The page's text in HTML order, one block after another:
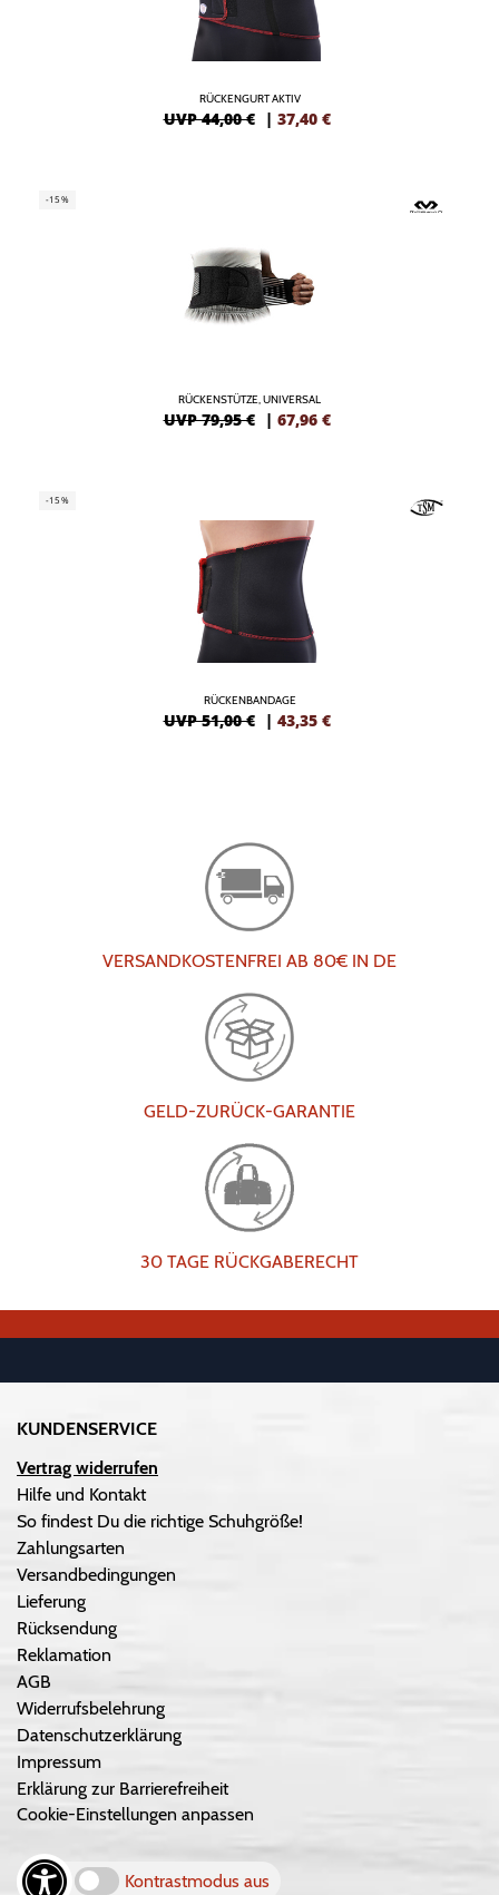
RÜCKENGURT AKTIV
UVP 44,00 € | 37,40 €
-15%
RÜCKENSTÜTZE, UNIVERSAL
UVP 79,95 € | 67,96 €
-15%
RÜCKENBANDAGE
UVP 51,00 € | 43,35 €
VERSANDKOSTENFREI AB 80€ IN DE
GELD-ZURÜCK-GARANTIE
30 TAGE RÜCKGABERECHT
KUNDENSERVICE
Vertrag widerrufen
Hilfe und Kontakt
So findest Du die richtige Schuhgröße!
Zahlungsarten
Versandbedingungen
Lieferung
Rücksendung
Reklamation
AGB
Widerrufsbelehrung
Datenschutzerklärung
Impressum
Erklärung zur Barrierefreiheit
Cookie-Einstellungen anpassen
Kontrastmodus aus